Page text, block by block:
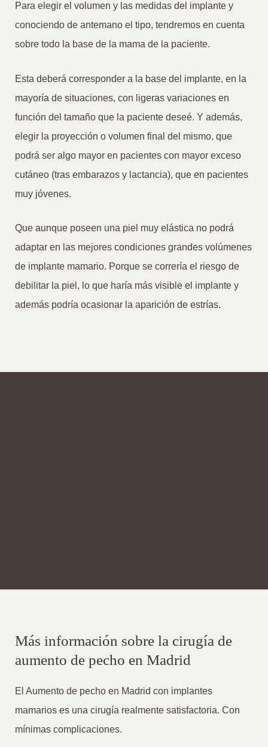
Para elegir el volumen y las medidas del implante y
conociendo de antemano el tipo, tendremos en cuenta
sobre todo la base de la mama de la paciente.
Esta deberá corresponder a la base del implante, en la
mayoría de situaciones, con ligeras variaciones en
función del tamaño que la paciente deseé. Y además,
elegir la proyección o volumen final del mismo, que
podrá ser algo mayor en pacientes con mayor exceso
cutáneo (tras embarazos y lactancia), que en pacientes
muy jóvenes.
Que aunque poseen una piel muy elástica no podrá
adaptar en las mejores condiciones grandes volúmenes
de implante mamario. Porque se correría el riesgo de
debilitar la piel, lo que haría más visible el implante y
además podría ocasionar la aparición de estrías.
Más información sobre la cirugía de
aumento de pecho en Madrid
El Aumento de pecho en Madrid con implantes
mamarios es una cirugía realmente satisfactoria. Con
mínimas complicaciones.